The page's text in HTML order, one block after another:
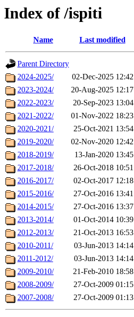
Index of /ispiti
Name Last modified
Parent Directory
2024-2025/
02-Dec-2025 12:42
2023-2024/
20-Aug-2025 12:17
2022-2023/
20-Sep-2023 13:04
2021-2022/
01-Nov-2022 18:23
2020-2021/
25-Oct-2021 13:54
2019-2020/
02-Nov-2020 12:42
2018-2019/
13-Jan-2020 13:45
2017-2018/
26-Oct-2018 10:51
2016-2017/
02-Oct-2017 12:18
2015-2016/
27-Oct-2016 13:41
2014-2015/
27-Oct-2016 13:37
2013-2014/
01-Oct-2014 10:39
2012-2013/
21-Oct-2013 16:53
2010-2011/
03-Jun-2013 14:14
2011-2012/
03-Jun-2013 14:14
2009-2010/
21-Feb-2010 18:58
2008-2009/
27-Oct-2009 01:15
2007-2008/
27-Oct-2009 01:13